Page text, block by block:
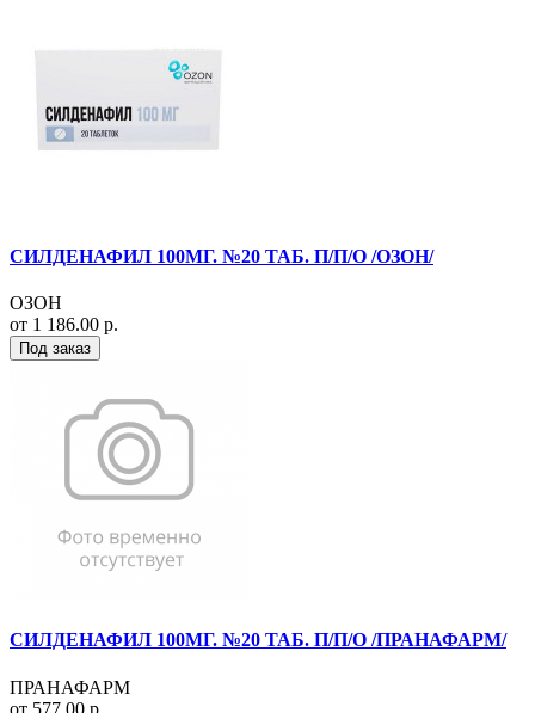
СИЛДЕНАФИЛ 100МГ. №20 ТАБ. П/П/О /ОЗОН/
ОЗОН
от 1 186.00 р.
Под заказ
СИЛДЕНАФИЛ 100МГ. №20 ТАБ. П/П/О /ПРАНАФАРМ/
ПРАНАФАРМ
от 577.00 р.